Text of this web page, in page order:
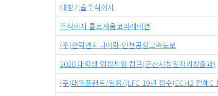
태창기술주식회사
주식회사 콜로세움코퍼레이션
(주)한덕엔지니어링-인천공항고속도로
2020 대학생 행정체험 캠프(군산시청일자리창출과)
(주)대원플랜트/일용/(LFC 19년 정수)ECH2 전해C